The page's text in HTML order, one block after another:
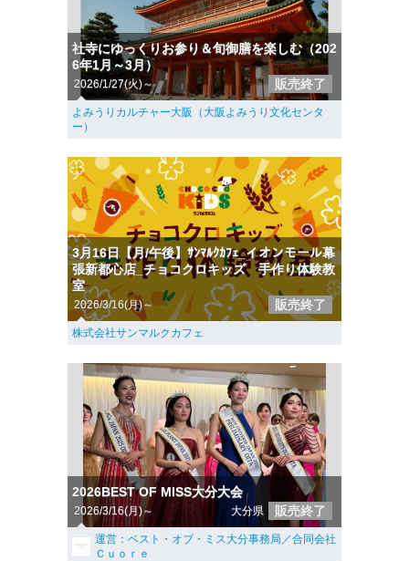
社寺にゆっくりお参り＆旬御膳を楽しむ（202
6年1月～3月）
2026/1/27(火)～ 販売終了
よみうりカルチャー大阪（大阪よみうり文化センタ
ー）
3月16日【月/午後】ｻﾝﾏﾙｸｶﾌｪ_イオンモール幕
張新都心店_チョコクロキッズ 手作り体験教
室
2026/3/16(月)～ 販売終了
株式会社サンマルクカフェ
2026BEST OF MISS大分大会
2026/3/16(月)～ 大分県 販売終了
運営：ベスト・オブ・ミス大分事務局／合同会社
Ｃｕｏｒｅ